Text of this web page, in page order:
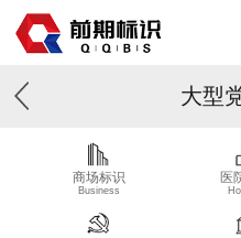
大型
商场标识
Business
医